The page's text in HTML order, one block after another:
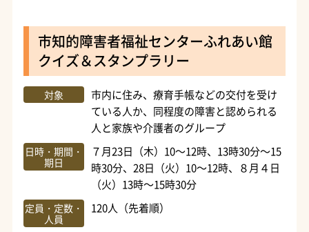
市知的障害者福祉センターふれあい館
クイズ＆スタンプラリー
対象
市内に住み、療育手帳などの交付を受け
ている人か、同程度の障害と認められる
人と家族や介護者のグループ
日時・期間・
期日
７月23日（木）10～12時、13時30分～15
時30分、28日（火）10～12時、８月４日
（火）13時～15時30分
定員・定数・
人員
120人（先着順）